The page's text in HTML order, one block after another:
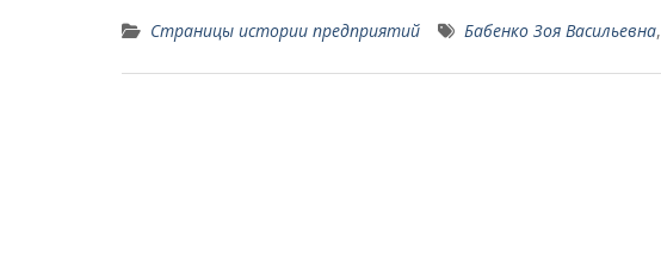
Страницы истории предприятий Бабенко Зоя Васильевна,